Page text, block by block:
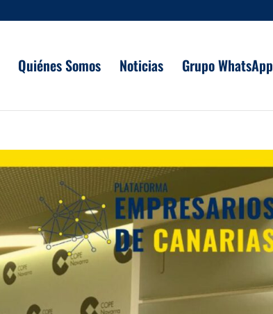
Quiénes Somos Noticias Grupo WhatsApp